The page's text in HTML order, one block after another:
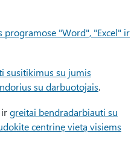
"Word", "Excel" ir
susitikimus su jumis
su darbuotojais.
greitai bendradarbiauti su
centrinę vietą visiems